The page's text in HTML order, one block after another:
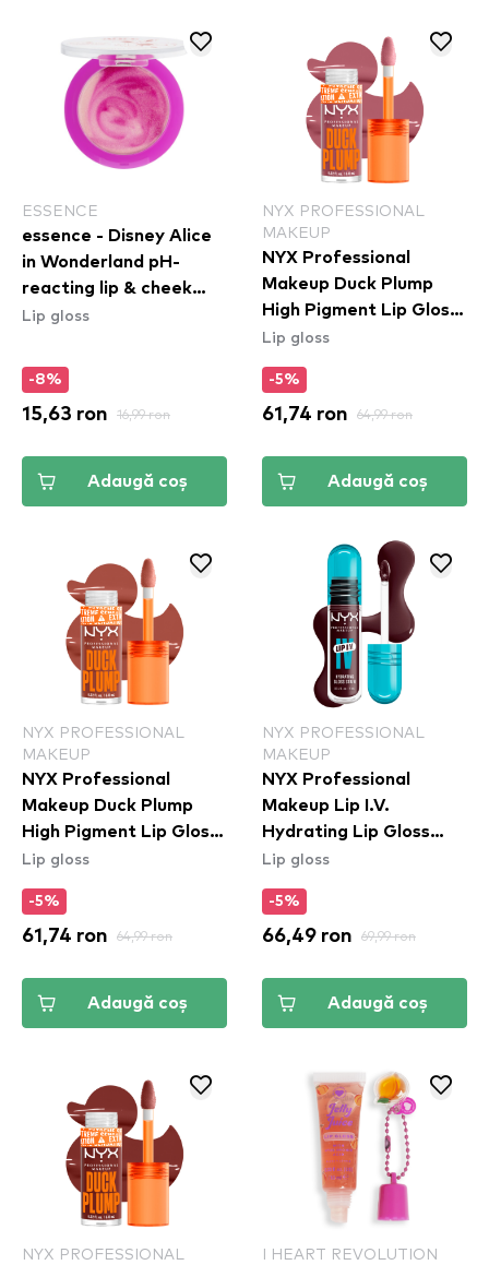
ESSENCE
essence - Disney Alice
in Wonderland pH-
reacting lip & cheek
balm 01
Lip gloss
-8%
15,63 ron 16,99 ron
Adaugă coș
NYX PROFESSIONAL
MAKEUP
NYX Professional
Makeup Duck Plump
High Pigment Lip Gloss
- Lilac On Lock
Lip gloss
-5%
61,74 ron 64,99 ron
Adaugă coș
NYX PROFESSIONAL
MAKEUP
NYX Professional
Makeup Duck Plump
High Pigment Lip Gloss
- Brown Of Applause
Lip gloss
-5%
61,74 ron 64,99 ron
Adaugă coș
NYX PROFESSIONAL
MAKEUP
NYX Professional
Makeup Lip I.V.
Hydrating Lip Gloss
Stain - 14 Mauve N'
Lip gloss
-5%
66,49 ron 69,99 ron
Adaugă coș
NYX PROFESSIONAL I HEART REVOLUTION